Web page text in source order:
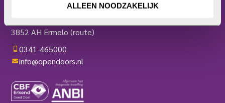
ALLEEN NOODZAKELIJK
3852 AH Ermelo(route)
0341-465000
info@opendoors.nl